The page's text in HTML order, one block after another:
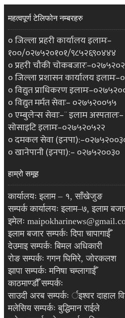
महत्वपूर्ण टेलिफोन नम्बरहरु
० जिल्ला प्रहरी कार्यालय इलामः–
१००/०२७५२०१०१/९८५२६९०४४४
० प्रहरी चौकी
० जिल्ला प्रशासन कार्यालय
० विद्युत प्राधिकरण
० विद्युत मर्मत सेवाः– ०२७५२००५५
० एम्बुलेन्स सेवाः–¨ इलाम
सोसाइटि इलामः–०२७५२०५२२
० दमकल सेवा
० खानेपानी (इनपा):– ०२७५२००३०
हाम्रो समूह
कार्यालयः इलाम – १, साँखेजुङ
सम्पर्क कार्यालयः इलाम–७, इलाम
इमेलः
इलाम बजार सम्पर्कः दिपा चापागाईँ
देउमाइ सम्पर्कः बिमल अधिकारी
रोङ सम्पर्कः गगन घिमिरे, जोरकलश
झापा सम्पर्कः मनिषा चम्लागाईँ
काठमाण्डौँ सम्पर्कः
साउदी अरब सम्पर्कः र्इश्वर दाहाल
मलेसिय सम्पर्कः बुद्धिमान राईले